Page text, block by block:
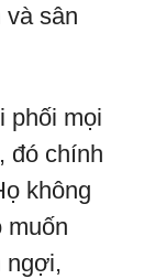
và sân
phối mọi
đó chính
không
muốn
ngợi,